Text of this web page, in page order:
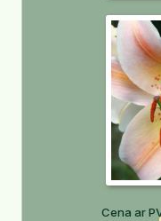
Cena ar